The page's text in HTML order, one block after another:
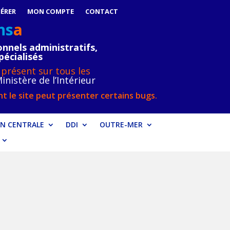
MON COMPTE CONTACT
a
administratifs,
sur tous les
de l’Intérieur
le site peut présenter certains bugs.
CENTRALE DDI
OUTRE-MER